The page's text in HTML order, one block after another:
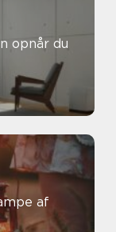
opnår du
af